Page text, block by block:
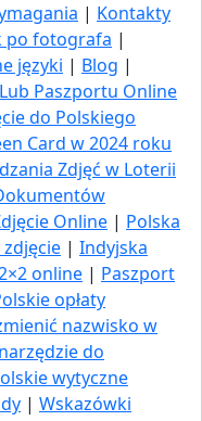
| Kontakty
po fotografa |
języki | Blog |
Paszportu Online
do Polskiego
Card w 2024 roku
Zdjęć w Loterii
Online | Polska
| Indyjska
online | Paszport
opłaty
nazwisko w
do
wytyczne
| Wskazówki